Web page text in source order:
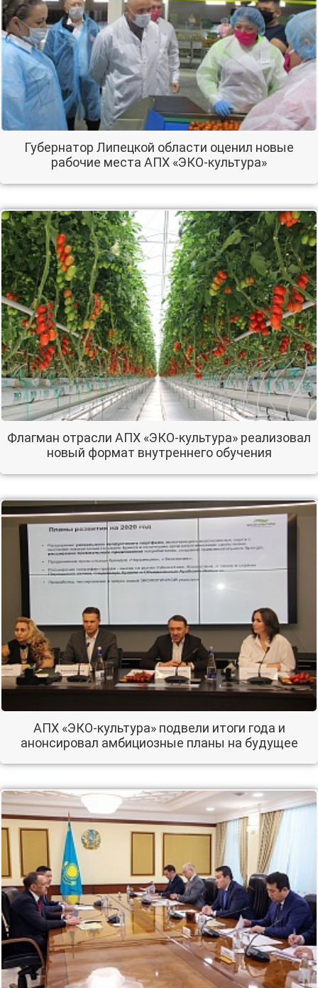
Губернатор Липецкой области оценил новые
рабочие места АПХ «ЭКО-культура»
Флагман отрасли АПХ «ЭКО-культура» реализовал
новый формат внутреннего обучения
АПХ «ЭКО-культура» подвели итоги года и
анонсировал амбициозные планы на будущее